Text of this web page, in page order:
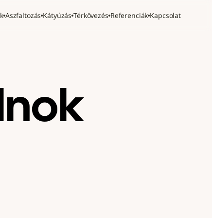
Aszfaltozás Kátyúzás Térkövezés Referenciák Kapcsolat